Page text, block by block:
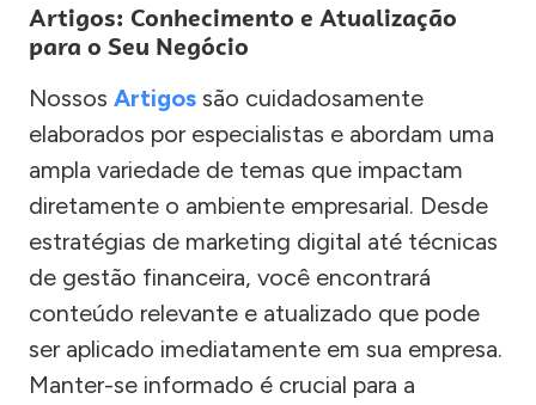
Artigos: Conhecimento e Atualização
para o Seu Negócio
Nossos Artigos são cuidadosamente
elaborados por especialistas e abordam uma
ampla variedade de temas que impactam
diretamente o ambiente empresarial. Desde
estratégias de marketing digital até técnicas
de gestão financeira, você encontrará
conteúdo relevante e atualizado que pode
ser aplicado imediatamente em sua empresa.
Manter-se informado é crucial para a